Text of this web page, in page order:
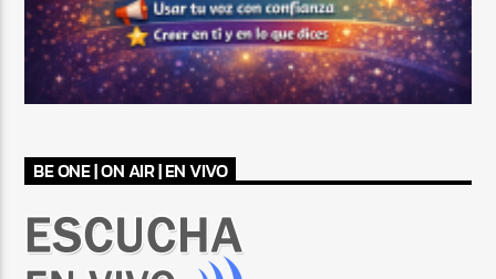
BE ONE | ON AIR | EN VIVO